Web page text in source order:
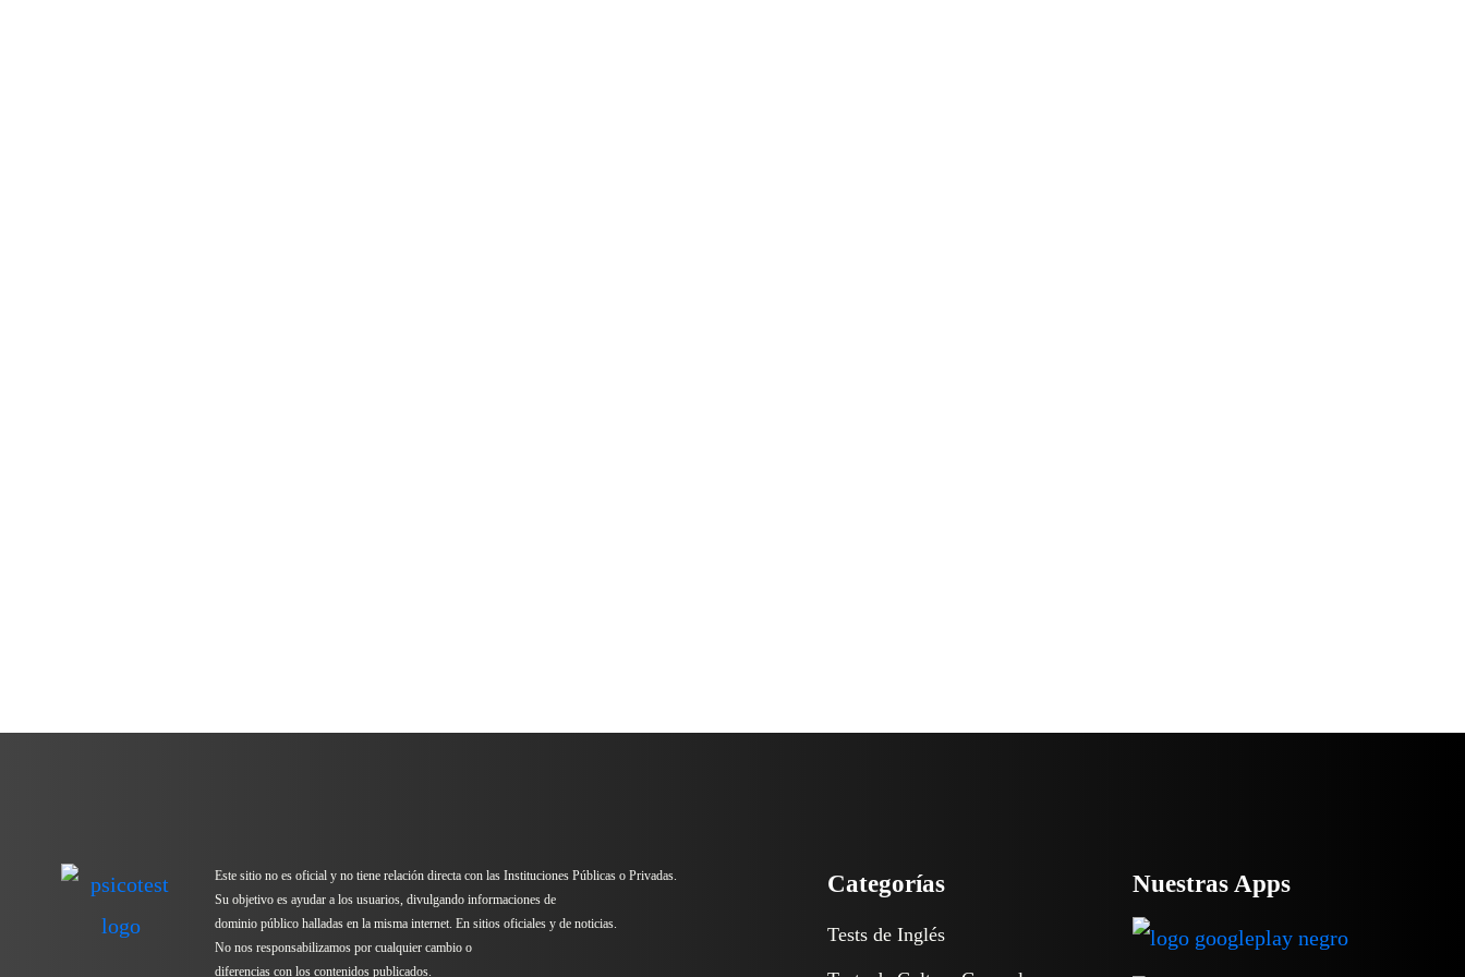
Este sitio no es oficial y no tiene relación directa con las Instituciones Públicas o Privadas.
Su objetivo es ayudar a los usuarios, divulgando informaciones de
dominio público halladas en la misma internet. En sitios oficiales y de noticias.
No nos responsabilizamos por cualquier cambio o
diferencias con los contenidos publicados.
Categorías
Tests de Inglés
Nuestras Apps